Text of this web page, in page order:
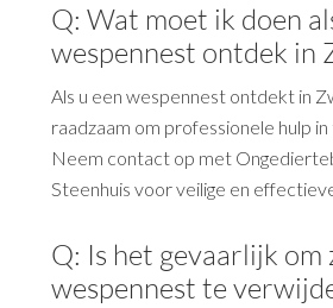
Q: Wat moet ik doen
wespennest ontdek in
Als u een wespennest ontdekt in
raadzaam om professionele hulp
Neem contact op met
Steenhuis voor veilige en
Q: Is het gevaarlijk om
wespennest te